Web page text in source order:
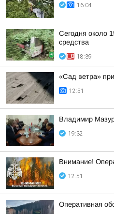
16:04
Сегодня около
средства
18:39
«Сад ветра»
12:51
Владимир
19:32
Внимание!
12:51
Оперативная